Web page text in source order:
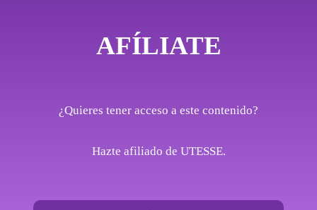
AFÍLIATE
¿Quieres tener acceso a este contenido?
Hazte afiliado de UTESSE.